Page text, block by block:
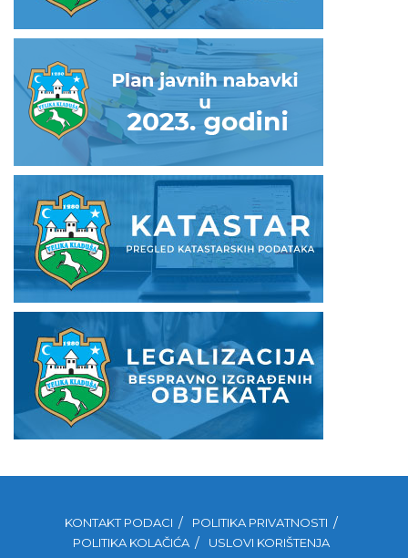
KONTAKT PODACI
POLITIKA PRIVATNOSTI
POLITIKA KOLAČIĆA
USLOVI KORIŠTENJA